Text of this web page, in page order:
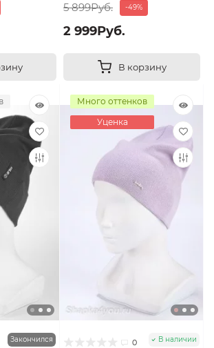
5 899Руб. -49%
2 999Руб.
В корзину
Закончился
Много оттенков
Уценка
0 В наличии